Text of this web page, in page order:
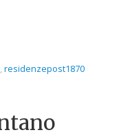
, residenzepost1870